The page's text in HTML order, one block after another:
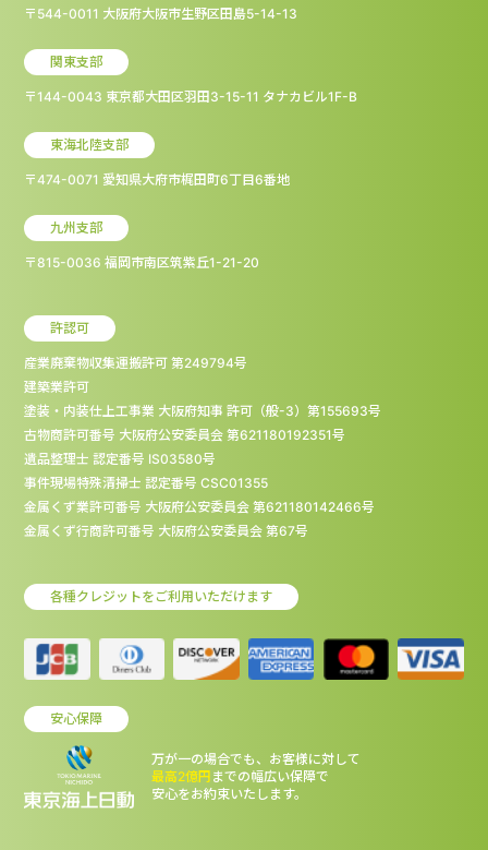
〒544-0011 大阪府大阪市生野区田島5-14-13
関東支部
〒144-0043 東京都大田区羽田3-15-11 タナカビル1F-B
東海北陸支部
〒474-0071 愛知県大府市梶田町6丁目6番地
九州支部
〒815-0036 福岡市南区筑紫丘1-21-20
許認可
産業廃棄物収集運搬許可 第249794号
建築業許可
塗装・内装仕上工事業 大阪府知事 許可（般-3）第155693号
古物商許可番号 大阪府公安委員会 第621180192351号
遺品整理士 認定番号 IS03580号
事件現場特殊清掃士 認定番号 CSC01355
金属くず業許可番号 大阪府公安委員会 第621180142466号
金属くず行商許可番号 大阪府公安委員会 第67号
各種クレジットをご利用いただけます
安心保障
万が一の場合でも、お客様に対して
最高2億円 までの幅広い保障で
安心をお約束いたします。